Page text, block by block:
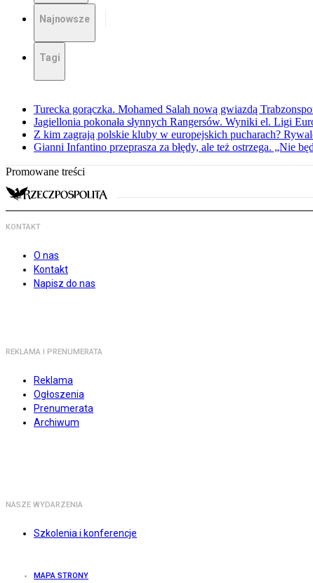
Najnowsze
Tagi
Turecka gorączka. Mohamed Salah nową gwiazdą
Jagiellonia pokonała słynnych Rangersów. Wyniki el. Ligi
Z kim zagrają polskie kluby w europejskich pucharach?
Gianni Infantino przeprasza za błędy, ale też ostrzega. „Nie
Promowane treści
KONTAKT
O nas
Kontakt
Napisz do nas
REKLAMA I PRENUMERATA
Reklama
Ogłoszenia
Prenumerata
Archiwum
NASZE WYDARZENIA
Szkolenia i konferencje
MAPA STRONY